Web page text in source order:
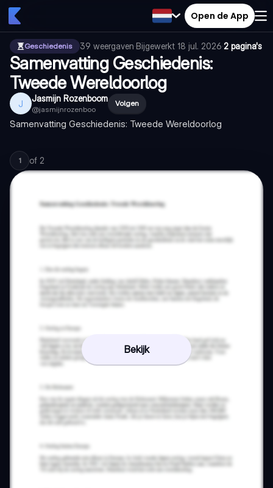
Open de App
Geschiedenis 39 weergaven·Bijgewerkt 18 jul. 2026·2 pagina's
Samenvatting Geschiedenis:
Tweede Wereldoorlog
J Jasmijn Rozenboom
@jasmijnrozenboo
Volgen
Samenvatting Geschiedenis: Tweede Wereldoorlog
1 of 2
Bekijk